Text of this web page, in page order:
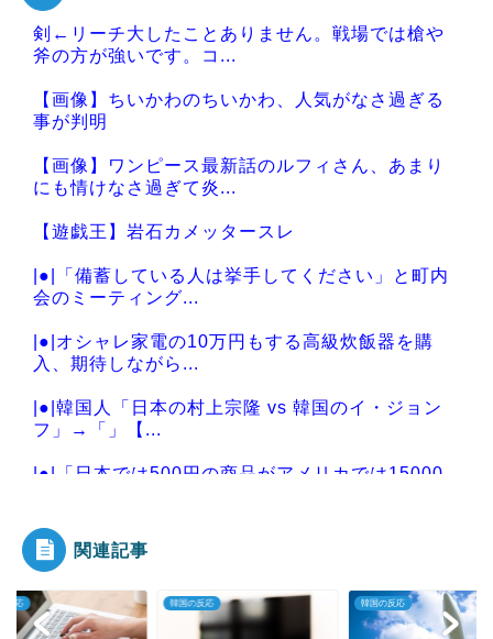
Powered by livedoor 相互RSS
剣←リーチ大したことありません。戦場では槍や
斧の方が強いです。コ...
【画像】ちいかわのちいかわ、人気がなさ過ぎる
事が判明
【画像】ワンピース最新話のルフィさん、あまり
にも情けなさ過ぎて炎...
【遊戯王】岩石カメッタースレ
|●|「備蓄している人は挙手してください」と町内
会のミーティング...
|●|オシャレ家電の10万円もする高級炊飯器を購
入、期待しながら...
|●|韓国人「日本の村上宗隆 vs 韓国のイ・ジョン
フ」→「」【...
|●|「日本では500円の商品がアメリカでは15000
Powered by livedoor 相互RSS
関連記事
反応 韓国の反応 韓国の反応